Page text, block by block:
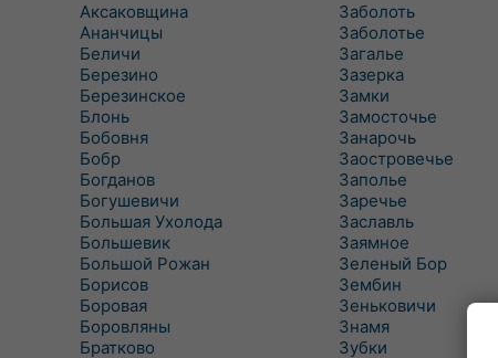
Аксаковщина
Ананчицы
Беличи
Березино
Березинское
Блонь
Бобовня
Бобр
Богданов
Богушевичи
Большая Ухолода
Большевик
Большой Рожан
Борисов
Боровая
Боровляны
Братково
Заболоть
Заболотье
Загалье
Зазерка
Замки
Замосточье
Занарочь
Заостровечье
Заполье
Заречье
Заславль
Заямное
Зеленый Бор
Зембин
Зеньковичи
Знамя
Зубки